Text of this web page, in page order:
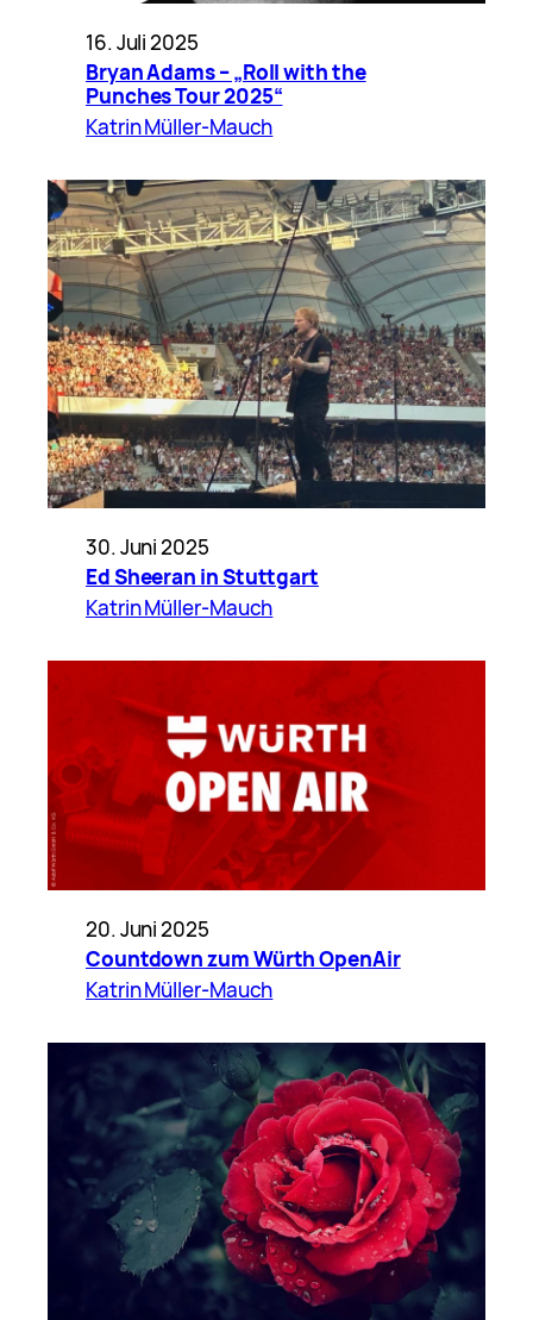
16. Juli 2025
Bryan Adams – „Roll with the
Punches Tour 2025“
Katrin Müller-Mauch
30. Juni 2025
Ed Sheeran in Stuttgart
Katrin Müller-Mauch
20. Juni 2025
Countdown zum Würth OpenAir
Katrin Müller-Mauch